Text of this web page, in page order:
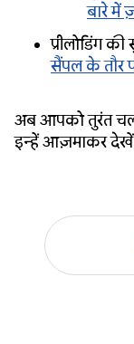
बारे में
प्रीलोडिंग
सैंपल के तौर
अब आपको तुरंत
इन्हें आज़माकर